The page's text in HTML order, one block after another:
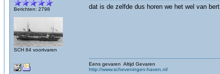
Berichten: 2798
SCH 84 voortvaren
dat is de zelfde dus horen we het wel van bert
Eens gevaren Altijd Gevaren
http://www.scheveningen-haven.nl/